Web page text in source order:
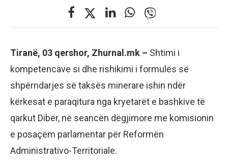
Tiranë, 03 qershor, Zhurnal.mk – Shtimi i
kompetencave si dhe rishikimi i formulës së
shpërndarjes së taksës minerare ishin ndër
kërkesat e paraqitura nga kryetarët e bashkive të
qarkut Dibër, në seancën dëgjimore me komisionin
e posaçëm parlamentar për Reformën
Administrativo-Territoriale.